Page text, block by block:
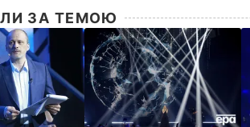
ЗА ТЕМОЮ